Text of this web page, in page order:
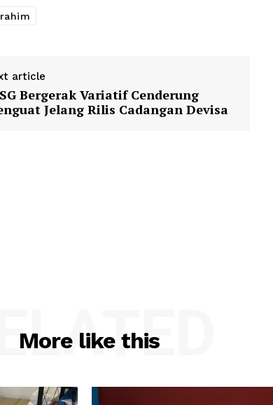
article
Bergerak Variatif Cenderung
Jelang Rilis Cadangan Devisa
More like this